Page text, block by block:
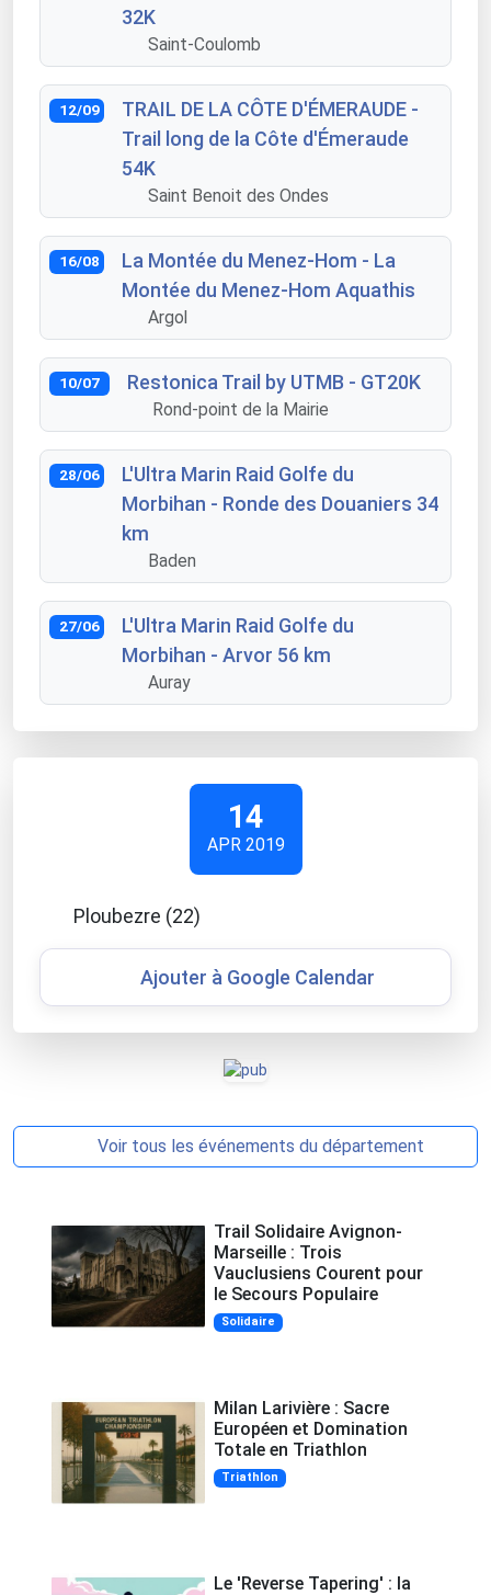
32K
Saint-Coulomb
12/09
TRAIL DE LA CÔTE D'ÉMERAUDE -
Trail long de la Côte d'Émeraude
54K
Saint Benoit des Ondes
16/08
La Montée du Menez-Hom - La
Montée du Menez-Hom Aquathis
Argol
10/07 Restonica Trail by UTMB - GT20K
Rond-point de la Mairie
28/06
L'Ultra Marin Raid Golfe du
Morbihan - Ronde des Douaniers 34
km
Baden
27/06
L'Ultra Marin Raid Golfe du
Morbihan - Arvor 56 km
Auray
14
APR 2019
Ploubezre (22)
Ajouter à Google Calendar
Voir tous les événements du département
Trail Solidaire Avignon-
Marseille : Trois
Vauclusiens Courent pour
le Secours Populaire
Solidaire
Milan Larivière : Sacre
Européen et Domination
Totale en Triathlon
Triathlon
Le 'Reverse Tapering' : la